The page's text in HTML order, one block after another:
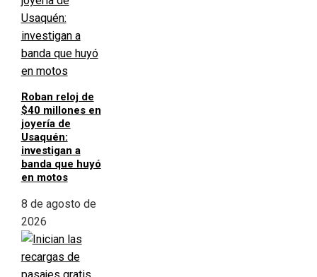
Roban reloj de
$40 millones en
joyería de
Usaquén:
investigan a
banda que huyó
en motos
8 de agosto de
2026